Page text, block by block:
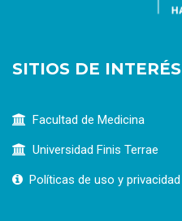
SITIOS DE INTERÉS
Facultad de Medicina
Universidad Finis Terrae
Políticas de uso y privacidad